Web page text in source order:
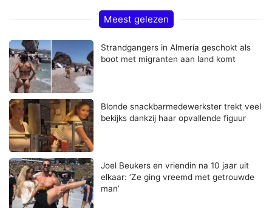
Meest gelezen
Strandgangers in Almería geschokt als
boot met migranten aan land komt
Blonde snackbarmedewerkster trekt veel
bekijks dankzij haar opvallende figuur
Joel Beukers en vriendin na 10 jaar uit
elkaar: ‘Ze ging vreemd met getrouwde
man’